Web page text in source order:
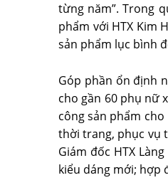
từng năm”. Trong
phẩm với HTX Kim
sản phẩm lục bình
Góp phần ổn định
cho gần 60 phụ nữ
công sản phẩm
thời trang, phục vụ
Giám đốc HTX
kiểu dáng mới; hợp